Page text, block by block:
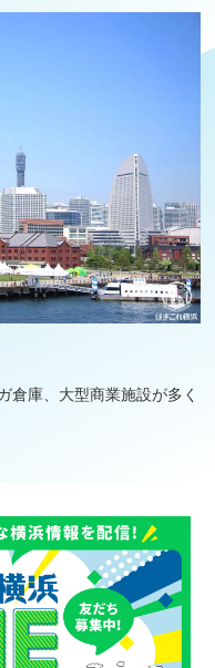
倉庫、大型商業施設が多く